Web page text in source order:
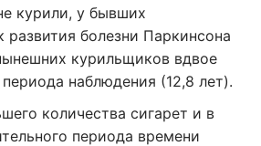
курили, у бывших
болезни Паркинсона
курильщиков вдвое
наблюдения (12,8 лет).
количества сигарет и в
периода времени